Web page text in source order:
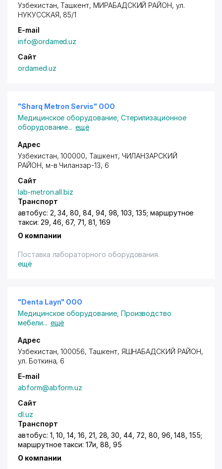
Узбекистан, Ташкент, МИРАБАДСКИЙ РАЙОН, ул.
НУКУССКАЯ, 85/1
E-mail
info@ordamed.uz
Сайт
ordamed.uz
"Sharq Metron Servis" ООО
Медицинское оборудование, Стерилизационное
оборудование... ещё
Адрес
Узбекистан, 100000, Ташкент, ЧИЛАНЗАРСКИЙ
РАЙОН, м-в Чиланзар-13, 6
Сайт
lab-metron.all.biz
Транспорт
автобус: 2, 34, 80, 84, 94, 98, 103, 135; маршрутное
такси: 29, 46, 67, 71, 81, 169
О компании
Поставка лабораторного оборудования.
ещё
"Denta Layn" ООО
Медицинское оборудование, Производство
мебели... ещё
Адрес
Узбекистан, 100056, Ташкент, ЯШНАБАДСКИЙ РАЙОН,
ул. Боткина, 6
E-mail
abform@abform.uz
Сайт
dl.uz
Транспорт
автобус: 1, 10, 14, 16, 21, 28, 30, 44, 72, 80, 96, 148, 155;
маршрутное такси: 17и, 88, 95
О компании